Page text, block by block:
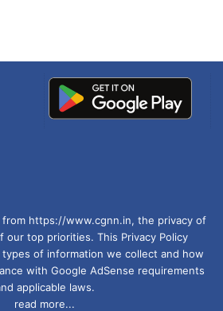
from https://www.cgnn.in, the privacy of
our top priorities. This Privacy Policy
of information we collect and how
with Google AdSense requirements
applicable laws.
read more...